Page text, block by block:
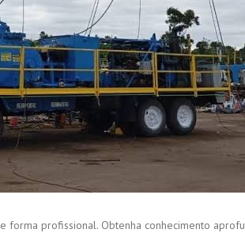
forma profissional. Obtenha conhecimento